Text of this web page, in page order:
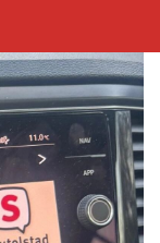
Volgend uur